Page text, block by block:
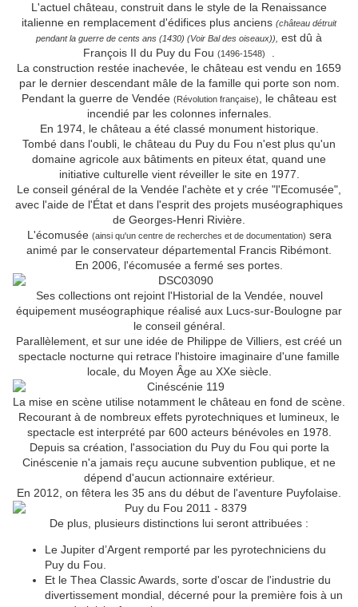
L'actuel château, construit dans le style de la Renaissance
italienne en remplacement d'édifices plus anciens (château détruit
pendant la guerre de cents ans (1430) (Voir Bal des oiseaux)),
est dû à
François II du Puy du Fou (1496-1548)
La construction restée inachevée, le château est vendu en 1659
par le dernier descendant mâle de la famille qui porte son nom.
Pendant la guerre de Vendée (Révolution française)
, le château est
incendié par les colonnes infernales.
En 1974, le château a été classé monument historique.
Tombé dans l'oubli, le château du Puy du Fou n'est plus qu'un
domaine agricole aux bâtiments en piteux état, quand une
initiative culturelle vient réveiller le site en 1977.
Le conseil général de la Vendée l'achète et y crée "l'Ecomusée",
avec l'aide de l'État et dans l'esprit des projets muséographiques
de Georges-Henri Rivière.
L'écomusée (ainsi qu'un centre de recherches et de documentation) sera
animé par le conservateur départemental Francis Ribémont.
En 2006, l'écomusée a fermé ses portes.
Ses collections ont rejoint l'Historial de la Vendée, nouvel
équipement muséographique réalisé aux Lucs-sur-Boulogne par
le conseil général.
Parallèlement, et sur une idée de Philippe de Villiers, est créé un
spectacle nocturne qui retrace l'histoire imaginaire d'une famille
locale, du Moyen Âge au XXe siècle.
La mise en scène utilise notamment le château en fond de scène.
Recourant à de nombreux effets pyrotechniques et lumineux, le
spectacle est interprété par 600 acteurs bénévoles en 1978.
Depuis sa création, l'association du Puy du Fou qui porte la
Cinéscenie n'a jamais reçu aucune subvention publique, et ne
dépend d'aucun actionnaire extérieur.
En 2012, on fêtera les 35 ans du début de l'aventure Puyfolaise.
De plus, plusieurs distinctions lui seront attribuées :
Le Jupiter d’Argent remporté par les pyrotechniciens du
Puy du Fou.
Et le Thea Classic Awards, sorte d'oscar de l'industrie du
divertissement mondial, décerné pour la première fois à un